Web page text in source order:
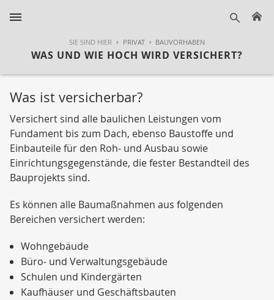
SIE SIND HIER PRIVAT BAUVORHABEN
WAS UND WIE HOCH WIRD VERSICHERT?
Was ist versicherbar?
Versichert sind alle baulichen Leistungen vom
Fundament bis zum Dach, ebenso Baustoffe und
Einbauteile für den Roh- und Ausbau sowie
Einrichtungsgegenstände, die fester Bestandteil des
Bauprojekts sind.
Es können alle Baumaßnahmen aus folgenden
Bereichen versichert werden:
Wohngebäude
Büro- und Verwaltungsgebäude
Schulen und Kindergärten
Kaufhäuser und Geschäftsbauten